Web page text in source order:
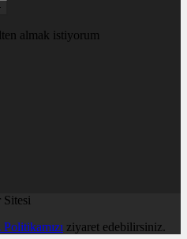
almak istiyorum
Sitesi
ziyaret edebilirsiniz.